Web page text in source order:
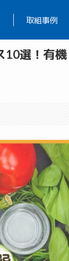
取組事例
選！有機